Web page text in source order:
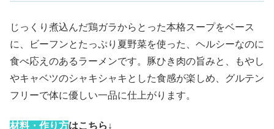
じっくり煮込んだ鶏ガラからとった本格スープをベース
に、ビーフンとたっぷり夏野菜を使った、ヘルシーなのに
食べ応えのあるラーメンです。豚ひき肉の旨みと、もやし
やキャベツのシャキシャキとした食感が楽しめ、グルテン
フリーで体に優しい一品に仕上がります。
材料・作り方はこちら↓